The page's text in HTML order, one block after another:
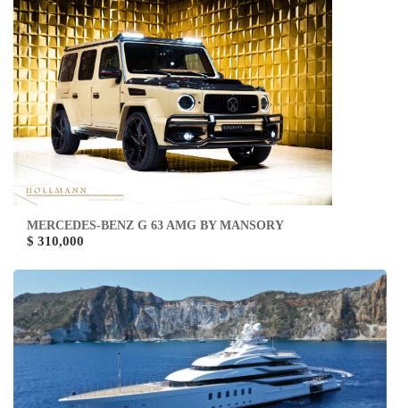
MERCEDES-BENZ G 63 AMG BY MANSORY
$ 310,000